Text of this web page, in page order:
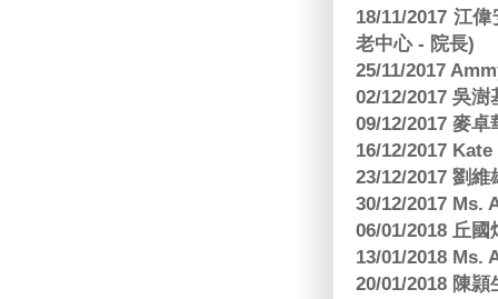
18/11/2017 江
老中心 - 院長)
25/11/2017
02/12/2017 吳
09/12/2017 麥
16/12/2017
23/12/2017 劉
30/12/2017 Ms.
06/01/2018 丘
13/01/2018 Ms.
20/01/2018 陳